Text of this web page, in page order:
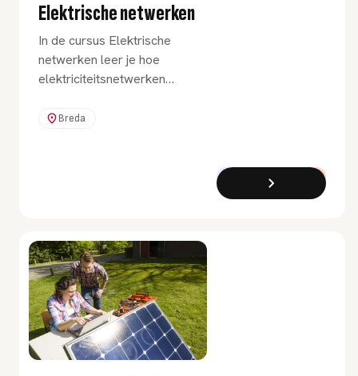
Elektrische netwerken
In de cursus Elektrische
netwerken leer je hoe
elektriciteitsnetwerken
analyse, componenten,
Breda